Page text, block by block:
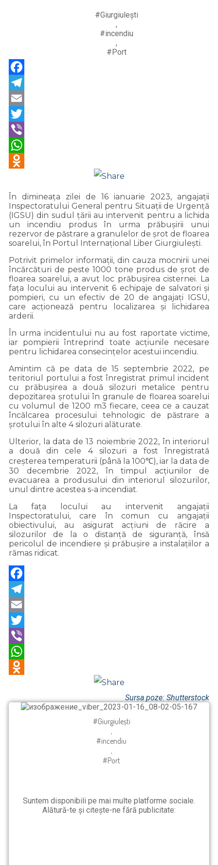
#Giurgiulești
,
#incendiu
,
#Port
Odnoklassniki
În dimineața zilei de 16 ianuarie 2023, angajații
Inspectoratului General pentru Situații de Urgență
(IGSU) din sudul țării au intervenit pentru a lichida
un incendiu produs în urma prăbușirii unui
rezervor de păstrare a granulelor de șrot de floarea
soarelui, în Portul Internațional Liber Giurgiulești.
Potrivit primelor informații, din cauza mocnirii unei
încărcături de peste 1000 tone produs de șrot de
floarea soarelui, a avut loc prăbușirea cisternei. La
fața locului au intervenit 6 echipaje de salvatori și
pompieri, cu un efectiv de 20 de angajați IGSU,
care acționează pentru localizarea și lichidarea
arderii.
În urma incidentului nu au fost raportate victime,
iar pompierii întreprind toate acțiunile necesare
pentru lichidarea consecințelor acestui incendiu.
Amintim că pe data de 15 septembrie 2022, pe
teritoriul portului a fost înregistrat primul incident
cu prăbușirea a două silozuri metalice pentru
depozitarea șrotului în granule de floarea soarelui
cu volumul de 1200 m3 fiecare, ceea ce a cauzat
încălcarea procesului tehnologic de păstrare a
șrotului în alte 4 silozuri alăturate.
Ulterior, la data de 13 noiembrie 2022, în interiorul
a două din cele 4 silozuri a fost înregistrată
creșterea temperaturii (până la 100℃), iar la data de
30 decembrie 2022, în timpul acțiunilor de
evacuarea a produsului din interiorul silozurilor,
unul dintre acestea s-a incendiat.
La fața locului au intervenit angajații
Inspectoratului, care în comun cu angajații
obiectivului, au asigurat acțiuni de răcire a
silozurilor de la o distanță de siguranță, însă
pericolul de incendiere și prăbușire a instalațiilor a
rămas ridicat.
Odnoklassniki
Sursa poze: Shutterstock
#Giurgiulești
,
#incendiu
,
#Port
Suntem disponibili pe mai multe platforme sociale.
Alătură-te și citește-ne fără publicitate: